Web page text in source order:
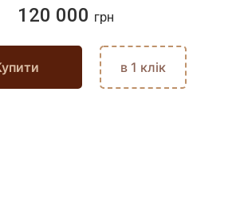
120 000 грн
в 1 клік